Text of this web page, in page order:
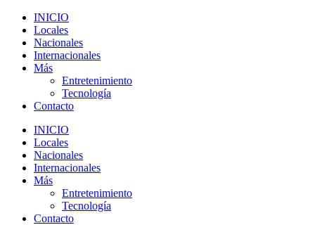
INICIO
Locales
Nacionales
Internacionales
Más
Entretenimiento
Tecnología
Contacto
INICIO
Locales
Nacionales
Internacionales
Más
Entretenimiento
Tecnología
Contacto